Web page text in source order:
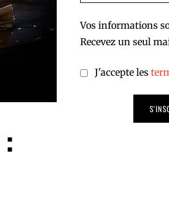
Vos informations
Recevez un seul
J'accepte les